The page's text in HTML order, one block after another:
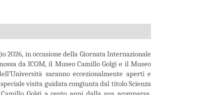
2026, in occasione della Giornata Internazionale
da ICOM, il Museo Camillo Golgi e il Museo
saranno eccezionalmente aperti e
visita guidata congiunta dal titolo Scienza